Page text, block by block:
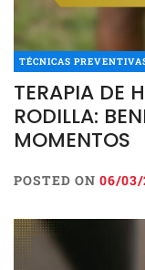
TÉCNICAS
TERAPIA DE
RODILLA:
MOMENTOS
POSTED ON 06/03/